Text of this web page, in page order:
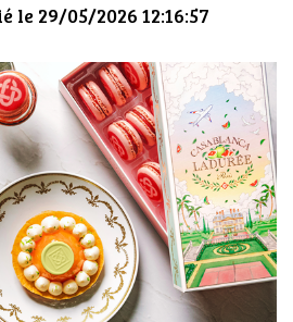
TECH
MAISON
AUTO
TENDANCES
le 29/05/2026 12:16:57